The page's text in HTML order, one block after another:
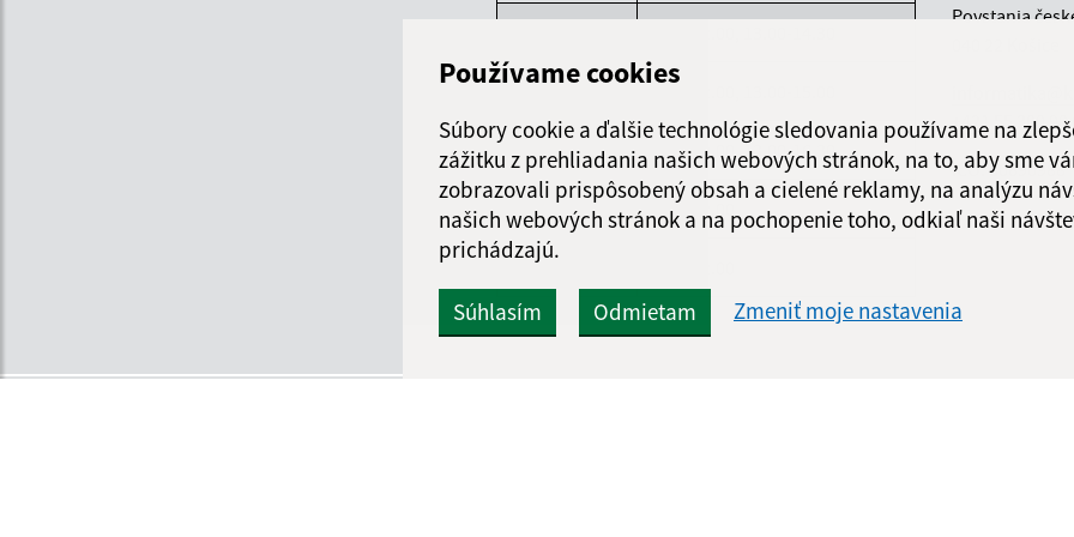
Používame cookies
Súbory cookie a ďalšie technológie sledovania používame na
zážitku z prehliadania našich webových stránok, na to, aby sme
zobrazovali prispôsobený obsah a cielené reklamy, na analýzu
našich webových stránok a na pochopenie toho, odkiaľ naši
prichádzajú.
Súhlasím Odmietam Zmeniť moje nastavenia
Streda 8.00-12.00, 13.00-16.30
Štvrtok 8.00-12.00
Piatok
Povstania
+421 55 300 90
IČO: 00690988